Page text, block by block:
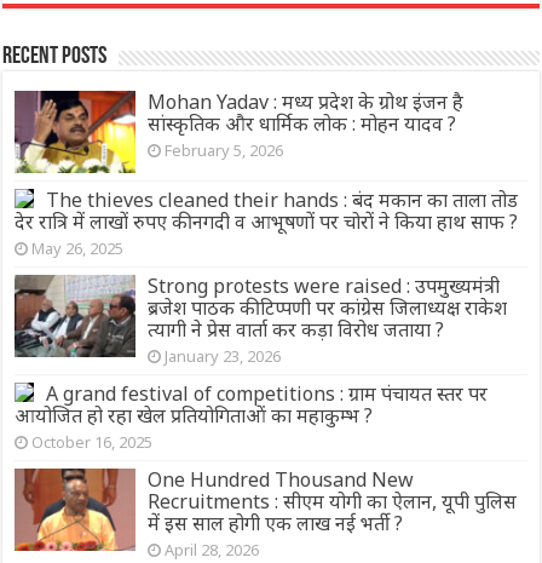
Recent Posts
Mohan Yadav : मध्य प्रदेश के ग्रोथ इंजन है
सांस्कृतिक और धार्मिक लोक : मोहन यादव ?
February 5, 2026
The thieves cleaned their hands : बंद मकान का ताला तोड
देर रात्रि में लाखों रुपए की नगदी व आभूषणों पर चोरों ने किया हाथ साफ ?
May 26, 2025
Strong protests were raised : उपमुख्यमंत्री
ब्रजेश पाठक की टिप्पणी पर कांग्रेस जिलाध्यक्ष राकेश
त्यागी ने प्रेस वार्ता कर कड़ा विरोध जताया ?
January 23, 2026
A grand festival of competitions : ग्राम पंचायत स्तर पर
आयोजित हो रहा खेल प्रतियोगिताओं का महाकुम्भ ?
October 16, 2025
One Hundred Thousand New
Recruitments : सीएम योगी का ऐलान, यूपी पुलिस
में इस साल होगी एक लाख नई भर्ती ?
April 28, 2026